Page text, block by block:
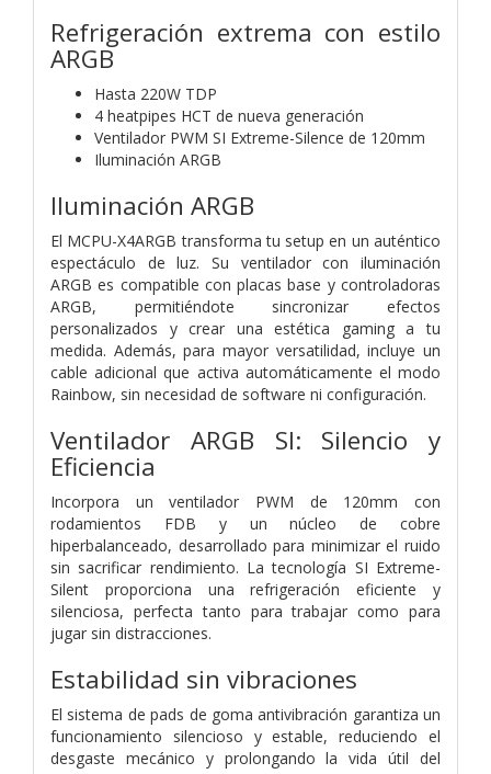
Refrigeración extrema con estilo
ARGB
Hasta 220W TDP
4 heatpipes HCT de nueva generación
Ventilador PWM SI Extreme-Silence de 120mm
Iluminación ARGB
Iluminación ARGB
El MCPU-X4ARGB transforma tu setup en un auténtico
espectáculo de luz. Su ventilador con iluminación
ARGB es compatible con placas base y controladoras
ARGB, permitiéndote sincronizar efectos
personalizados y crear una estética gaming a tu
medida. Además, para mayor versatilidad, incluye un
cable adicional que activa automáticamente el modo
Rainbow, sin necesidad de software ni configuración.
Ventilador ARGB SI: Silencio y
Eficiencia
Incorpora un ventilador PWM de 120mm con
rodamientos FDB y un núcleo de cobre
hiperbalanceado, desarrollado para minimizar el ruido
sin sacrificar rendimiento. La tecnología SI Extreme-
Silent proporciona una refrigeración eficiente y
silenciosa, perfecta tanto para trabajar como para
jugar sin distracciones.
Estabilidad sin vibraciones
El sistema de pads de goma antivibración garantiza un
funcionamiento silencioso y estable, reduciendo el
desgaste mecánico y prolongando la vida útil del